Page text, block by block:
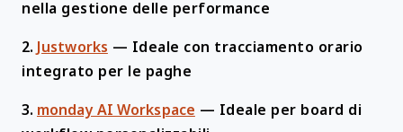
nella gestione delle performance
2. Justworks — Ideale con tracciamento orario
integrato per le paghe
3. monday AI Workspace — Ideale per board di